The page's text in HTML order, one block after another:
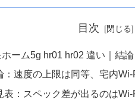
目次
ホーム5g hr01 hr02 違い｜結
：速度の上限は同等、宅内
表：スペック差が出るのは